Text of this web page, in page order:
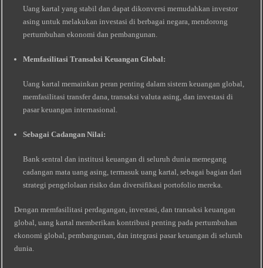
Uang kartal yang stabil dan dapat dikonversi memudahkan investor
asing untuk melakukan investasi di berbagai negara, mendorong
pertumbuhan ekonomi dan pembangunan.
Memfasilitasi Transaksi Keuangan Global:
Uang kartal memainkan peran penting dalam sistem keuangan global,
memfasilitasi transfer dana, transaksi valuta asing, dan investasi di
pasar keuangan internasional.
Sebagai Cadangan Nilai:
Bank sentral dan institusi keuangan di seluruh dunia memegang
cadangan mata uang asing, termasuk uang kartal, sebagai bagian dari
strategi pengelolaan risiko dan diversifikasi portofolio mereka.
Dengan memfasilitasi perdagangan, investasi, dan transaksi keuangan
global, uang kartal memberikan kontribusi penting pada pertumbuhan
ekonomi global, pembangunan, dan integrasi pasar keuangan di seluruh
dunia.